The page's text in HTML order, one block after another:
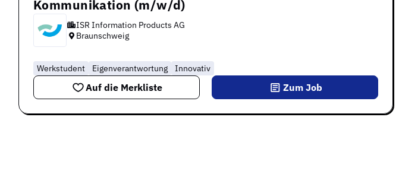
Kommunikation (m/w/d)
ISR Information Products AG
Braunschweig
Werkstudent Eigenverantwortung Innovativ
Auf die Merkliste Zum Job